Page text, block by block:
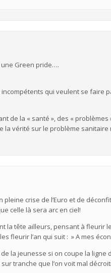
une Green pride….
incompétents qui veulent se
de la « santé », des «
la vérité sur le problème sanitaire
pleine crise de l’Euro et de
celle là sera arc en ciel!
la tête ailleurs, pensant à fleurir
fleurir l’an qui suit : » A mes
la jeunesse si on coupe la
sur tranche que l’on voit mal